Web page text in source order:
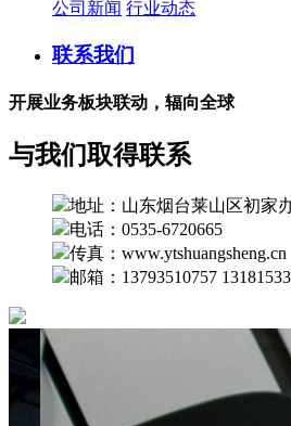
公司新闻 行业动态
联系我们
开展业务板块联动，辐向全球
与我们取得联系
地址：山东烟台莱山区初家
电话：0535-6720665
传真：www.ytshuangsheng.cn
邮箱：13793510757